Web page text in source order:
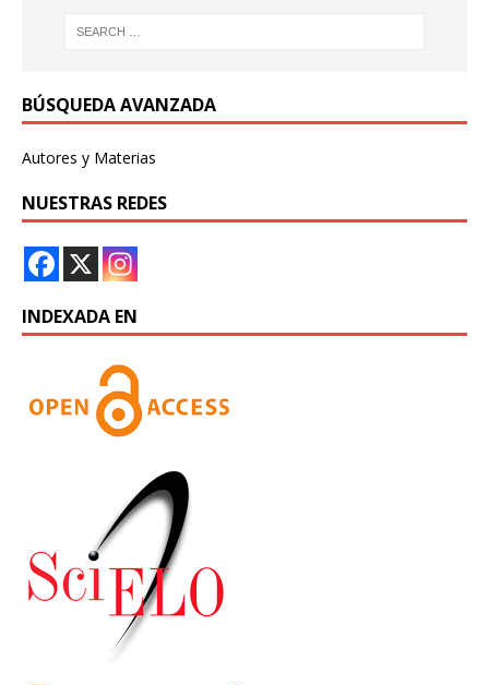
BÚSQUEDA AVANZADA
Autores y Materias
NUESTRAS REDES
INDEXADA EN